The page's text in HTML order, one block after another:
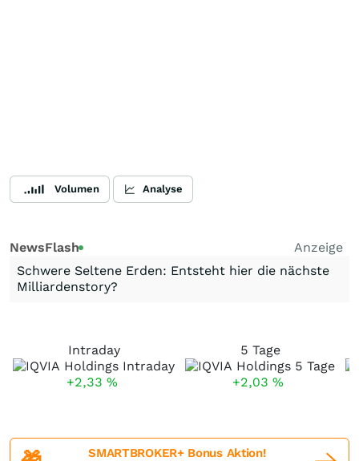
Volumen Analyse
NewsFlash
Anzeige
Schwere Seltene Erden: Entsteht hier die nächste
Milliardenstory?
Intraday
+2,33 %
5 Tage
+2,03 %
SMARTBROKER+ Bonus Aktion!